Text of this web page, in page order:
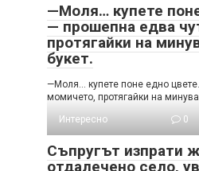
—Моля… купете
— прошепна едва
протягайки на
букет.
—Моля… купете поне едно
момичето, протягайки на
Интересно
0
Съпругът изпрати
отдалечено село,